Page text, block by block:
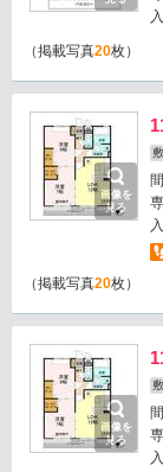
（掲載写真20枚）
画像を
見る
敷
（掲載写真20枚）
画像を
見る
敷